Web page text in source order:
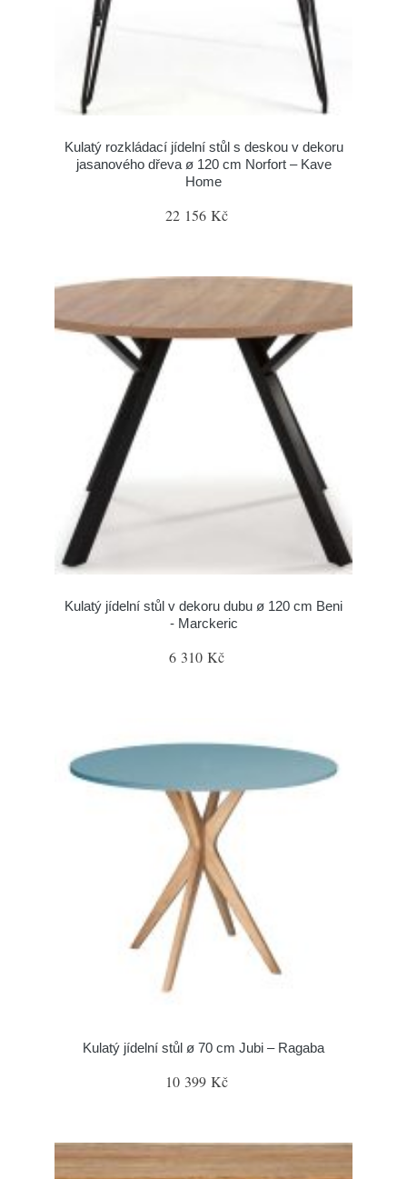
Kulatý rozkládací jídelní stůl s deskou v dekoru
jasanového dřeva ø 120 cm Norfort – Kave
Home
22 156 Kč
Kulatý jídelní stůl v dekoru dubu ø 120 cm Beni
- Marckeric
6 310 Kč
Kulatý jídelní stůl ø 70 cm Jubi – Ragaba
10 399 Kč